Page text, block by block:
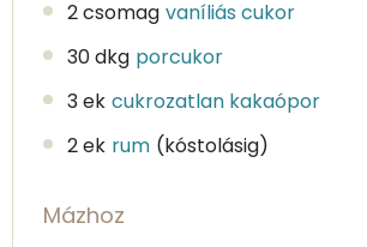
2 csomag vaníliás cukor
30 dkg porcukor
3 ek cukrozatlan kakaópor
2 ek rum (kóstolásig)
Mázhoz